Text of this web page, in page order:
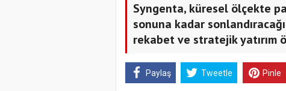
Syngenta, küresel ölçekte
sonuna kadar
rekabet ve stratejik yatırım
Paylaş Tweetle Pinle